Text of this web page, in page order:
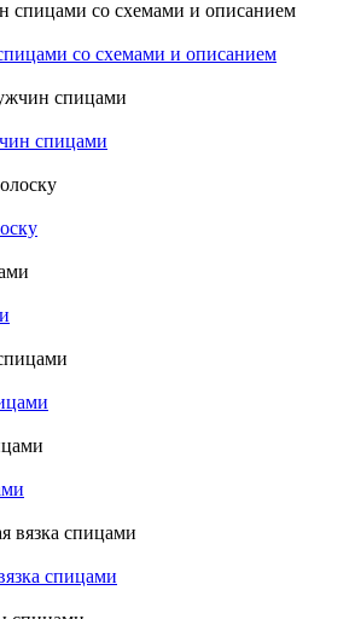
со схемами и описанием
спицами
спицами